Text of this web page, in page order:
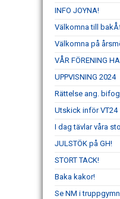
INFO JOYNA!
Välkomna till
Välkomna på
VÅR FÖRENING
UPPVISNING 2024
Rättelse ang.
Utskick inför VT24
I dag tävlar våra
JULSTÖK på GH!
STORT TACK!
Baka kakor!
Se NM i